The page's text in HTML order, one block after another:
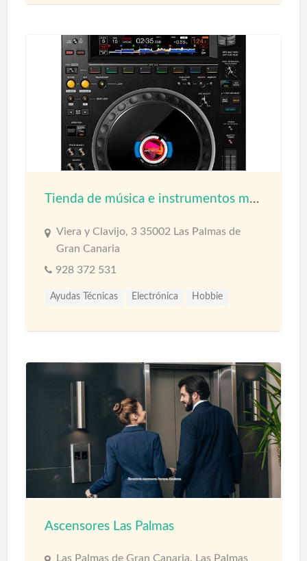
Tienda de música e instrumentos musicales
Viera y Clavijo, 3 35002 Las Palmas de
Gran Canaria
928 372 531
Ayudas Técnicas Electrónica Hobbie
Ascensores Las Palmas
Las Palmas de Gran Canaria, Las Palmas